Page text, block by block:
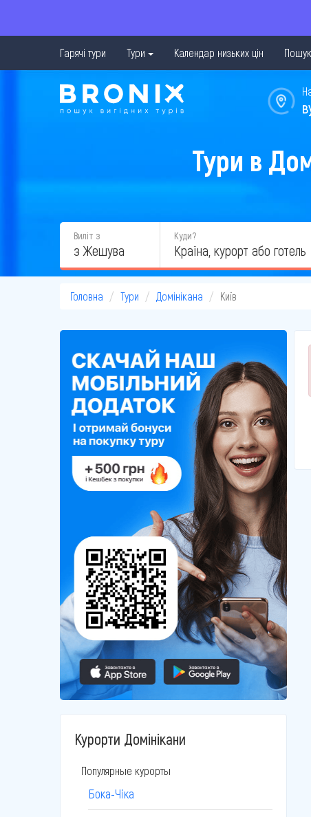
Гарячі тури Тури Календар низьких цін Пошук
Тури в
Виліт з
з Жешува
Куди?
Головна Тури Домінікана Київ
Курорти Домінікани
Популярные курорты
Бока-Чіка